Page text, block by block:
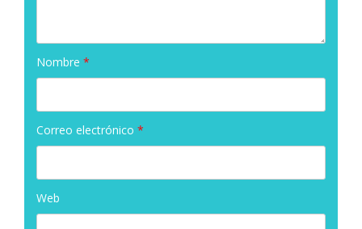
Nombre *
Correo electrónico *
Web